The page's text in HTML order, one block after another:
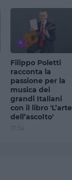
4
Filippo Poletti
racconta la
passione per la
musica dei
grandi Italiani
con il libro 'L’arte
dell’ascolto'
17:54